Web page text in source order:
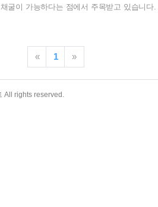
굴이 가능하다는 점에서 주목받고 있습니다
히 논쟁의 대상입니다. 본 글에서는 파이코인
젝트로, 누구나 스마트폰을 통해 간편하게
이더리움(ETH)과 달리, 고가의 장..
« 1 »
All rights reserved.